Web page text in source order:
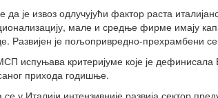
да је извоз одлучујући фактор раста
мале и средње фирме имају
Развијен је пољопривредно-прехрамбени
испуњава критеријуме које је
прихода годишње.
у Италији интензивније развија сектор